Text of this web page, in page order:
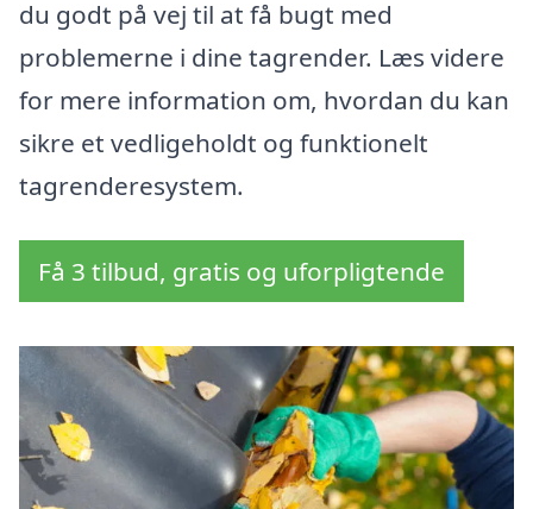
du godt på vej til at få bugt med
problemerne i dine tagrender. Læs videre
for mere information om, hvordan du kan
sikre et vedligeholdt og funktionelt
tagrenderesystem.
Få 3 tilbud, gratis og uforpligtende